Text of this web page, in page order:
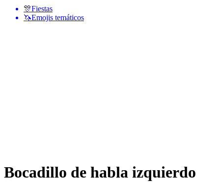
🎊Fiestas
🦄Emojis temáticos
Bocadillo de habla izquierdo